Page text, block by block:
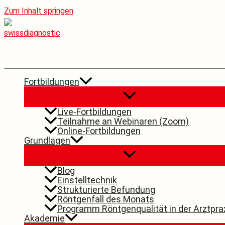
Zum Inhalt springen
Fortbildungen
Live-Fortbildungen
Teilnahme an Webinaren (Zoom)
Online-Fortbildungen
Grundlagen
Blog
Einstelltechnik
Strukturierte Befundung
Röntgenfall des Monats
Programm Röntgenqualität in der
Akademie